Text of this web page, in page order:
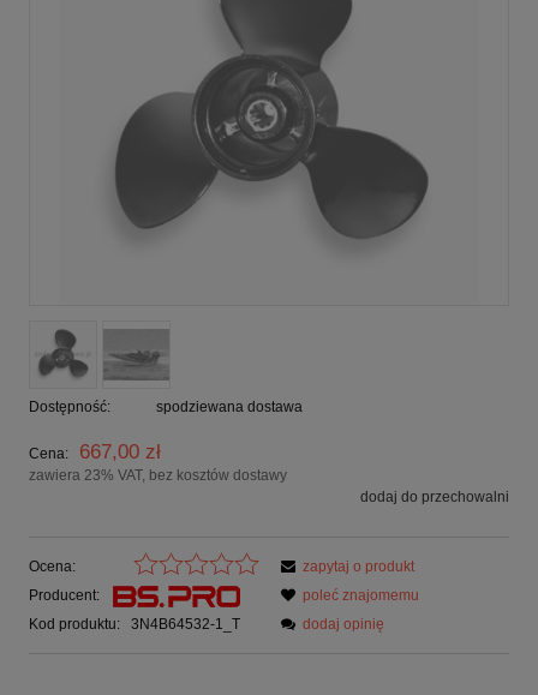
Dostępność: spodziewana dostawa
Cena: 667,00 zł
zawiera 23% VAT, bez kosztów dostawy
dodaj do przechowalni
Ocena:
Producent:
Kod produktu:
3N4B64532-1_T
zapytaj o produkt
poleć znajomemu
dodaj opinię